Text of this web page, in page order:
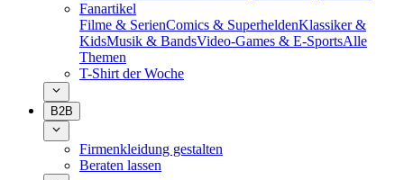
Fanartikel
Filme & SerienComics & SuperheldenKlassiker &
KidsMusik & BandsVideo-Games & E-SportsAlle
Themen
T-Shirt der Woche
B2B
Firmenkleidung gestalten
Beraten lassen